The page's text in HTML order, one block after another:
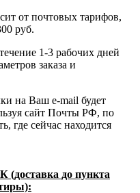
от почтовых тарифов,
руб.
1-3 рабочих дней
заказа и
на Ваш e-mail будет
сайт Почты РФ, по
где сейчас находится
(доставка до пункта